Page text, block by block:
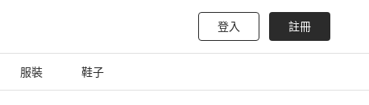
登入 註冊
服裝 鞋子